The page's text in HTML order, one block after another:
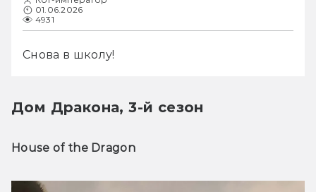
01.06.2026
4931
Снова в школу!
Дом Дракона, 3-й сезон
House of the Dragon